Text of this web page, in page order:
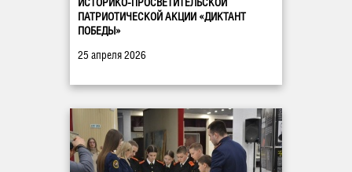
ПАТРИОТИЧЕСКОЙ АКЦИИ «ДИКТАНТ
ПОБЕДЫ»
25 апреля 2026